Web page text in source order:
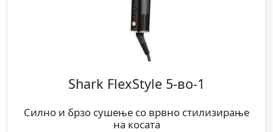
Shark FlexStyle 5-во-1
Силно и брзо сушење со врвно стилизирање
на косата